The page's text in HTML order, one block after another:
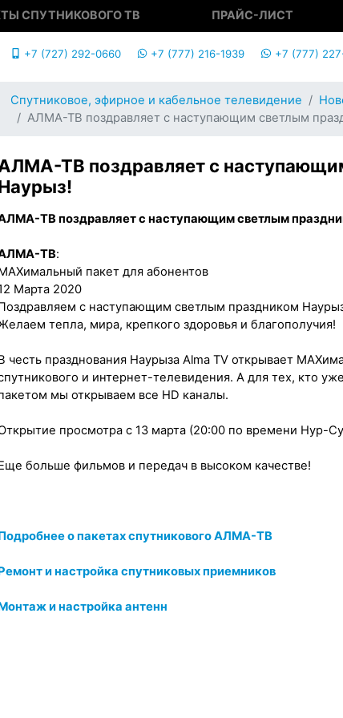
СПУТНИКОВОГО ТВ ПРАЙС-ЛИСТ
+7 (727) 292-0660 +7 (777) 216-1939 +7 (777)
Спутниковое, эфирное и кабельное телевидение
АЛМА-ТВ поздравляет с наступающим светлым
ТВ поздравляет с
ТВ поздравляет с наступающим светлым
ТВ:
пакет для абонентов
Марта 2020
с наступающим светлым праздником
тепла, мира, крепкого здоровья и благополучия!
честь празднования Наурыза Alma TV открывает
и интернет-телевидения. А для тех, кто
мы открываем все HD каналы.
просмотра с 13 марта (20:00 по времени Нур-
больше фильмов и передач в высоком качестве!
о пакетах спутникового АЛМА-ТВ
и настройка спутниковых приемников
и настройка антенн